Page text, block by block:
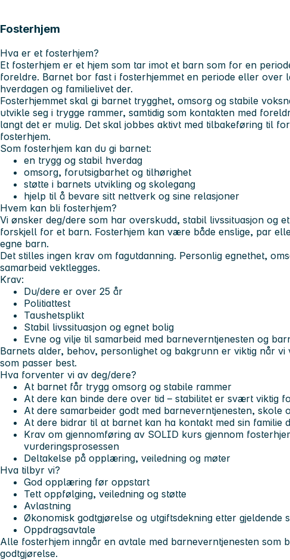
Fosterhjem
Hva er et fosterhjem?
Et fosterhjem er et hjem som tar imot et barn som for en
foreldre. Barnet bor fast i fosterhjemmet en periode eller over
hverdagen og familielivet der.
Fosterhjemmet skal gi barnet trygghet, omsorg og stabile
utvikle seg i trygge rammer, samtidig som kontakten med
langt det er mulig. Det skal jobbes aktivt med tilbakeføring til
fosterhjem.
Som fosterhjem kan du gi barnet:
en trygg og stabil hverdag
omsorg, forutsigbarhet og tilhørighet
støtte i barnets utvikling og skolegang
hjelp til å bevare sitt nettverk og sine relasjoner
Hvem kan bli fosterhjem?
Vi ønsker deg/dere som har overskudd, stabil livssituasjon og
forskjell for et barn. Fosterhjem kan være både enslige, par
egne barn.
Det stilles ingen krav om fagutdanning. Personlig egnethet,
samarbeid vektlegges.
Krav:
Du/dere er over 25 år
Politiattest
Taushetsplikt
Stabil livssituasjon og egnet bolig
Evne og vilje til samarbeid med barneverntjenesten og
Barnets alder, behov, personlighet og bakgrunn er viktig når
som passer best.
Hva forventer vi av deg/dere?
At barnet får trygg omsorg og stabile rammer
At dere kan binde dere over tid – stabilitet er svært viktig
At dere samarbeider godt med barneverntjenesten, skole
At dere bidrar til at barnet kan ha kontakt med sin familie
Krav om gjennomføring av SOLID kurs gjennom
vurderingsprosessen
Deltakelse på opplæring, veiledning og møter
Hva tilbyr vi?
God opplæring før oppstart
Tett oppfølging, veiledning og støtte
Avlastning
Økonomisk godtgjørelse og utgiftsdekning etter gjeldende
Oppdragsavtale
Alle fosterhjem inngår en avtale med barneverntjenesten som
godtgjørelse.